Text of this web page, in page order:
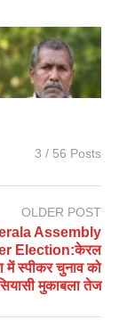
3 / 56 Posts
OLDER POST
Assembly
Election:केरल
में स्पीकर चुनाव को
मुकाबला तेज